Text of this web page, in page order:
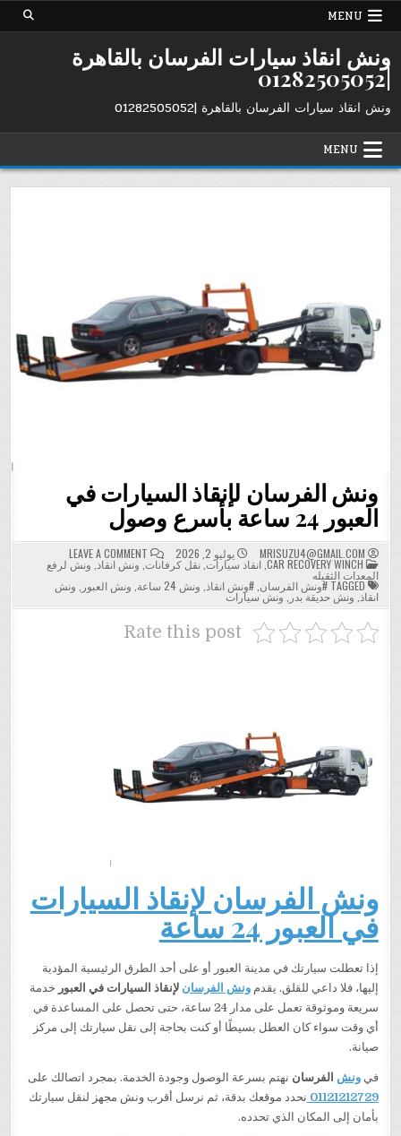
Skip
MENU
ونش انقاذ سيارات الفرسان بالقاهرة
|01282505052
ونش انقاذ سيارات الفرسان بالقاهرة |01282505052
MENU
ونش الفرسان لإنقاذ السيارات في
العبور 24 ساعة بأسرع وصول
MRISUZU4@GMAIL.COM يوليو 2, 2026 LEAVE A COMMENT
ON
ونش
الفرسان
لإنقاذ
السيارات
في
POSTED
IN
CAR RECOVERY WINCH
,انقاذ سيارات,نقل كرفانات ونش انقاذ ونش لرفع
المعدات الثقيله
#ونش الفرسان ,#ونش انقاذ ونش 24 ساعة ونش العبور ونش
انقاذ ونش حديقة بدر ,ونش سيارات
Rate this post
ونش الفرسان لإنقاذ السيارات
في العبور 24 ساعة
إذا تعطلت سيارتك في مدينة العبور أو على أحد الطرق الرئيسية المؤدية
إليها، فلا داعي للقلق. يقدمونش الفرسان لإنقاذ السيارات في العبور خدمة
سريعة وموثوقة تعمل على مدار 24 ساعة، حتى تحصل على المساعدة في
أي وقت سواء كان العطل بسيطًا أو كنت بحاجة إلى نقل سيارتك إلى مركز
صيانة.
فيونش الفرسان نهتم بسرعة الوصول وجودة الخدمة. بمجرد اتصالك على
01121212729 نحدد موقعك بدقة، ثم نرسل أقرب ونش مجهز لنقل سيارتك
بأمان إلى المكان الذي تحدده.